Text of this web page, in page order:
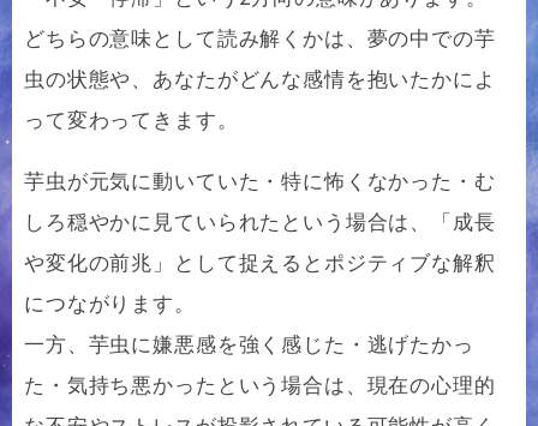
どちらの意味として読み解くかは、夢の中での芋
虫の状態や、あなたがどんな感情を抱いたかによ
って変わってきます。
芋虫が元気に動いていた・特に怖くなかった・む
しろ穏やかに見ていられたという場合は、「成長
や変化の前兆」として捉えるとポジティブな解釈
につながります。
一方、芋虫に嫌悪感を強く感じた・逃げたかっ
た・気持ち悪かったという場合は、現在の心理的